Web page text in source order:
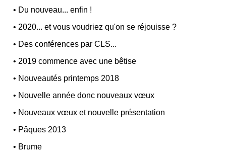
• Du nouveau... enfin !
• 2020... et vous voudriez qu'on se réjouisse ?
• Des conférences par CLS...
• 2019 commence avec une bêtise
• Nouveautés printemps 2018
• Nouvelle année donc nouveaux vœux
• Nouveaux vœux et nouvelle présentation
• Pâques 2013
• Brume